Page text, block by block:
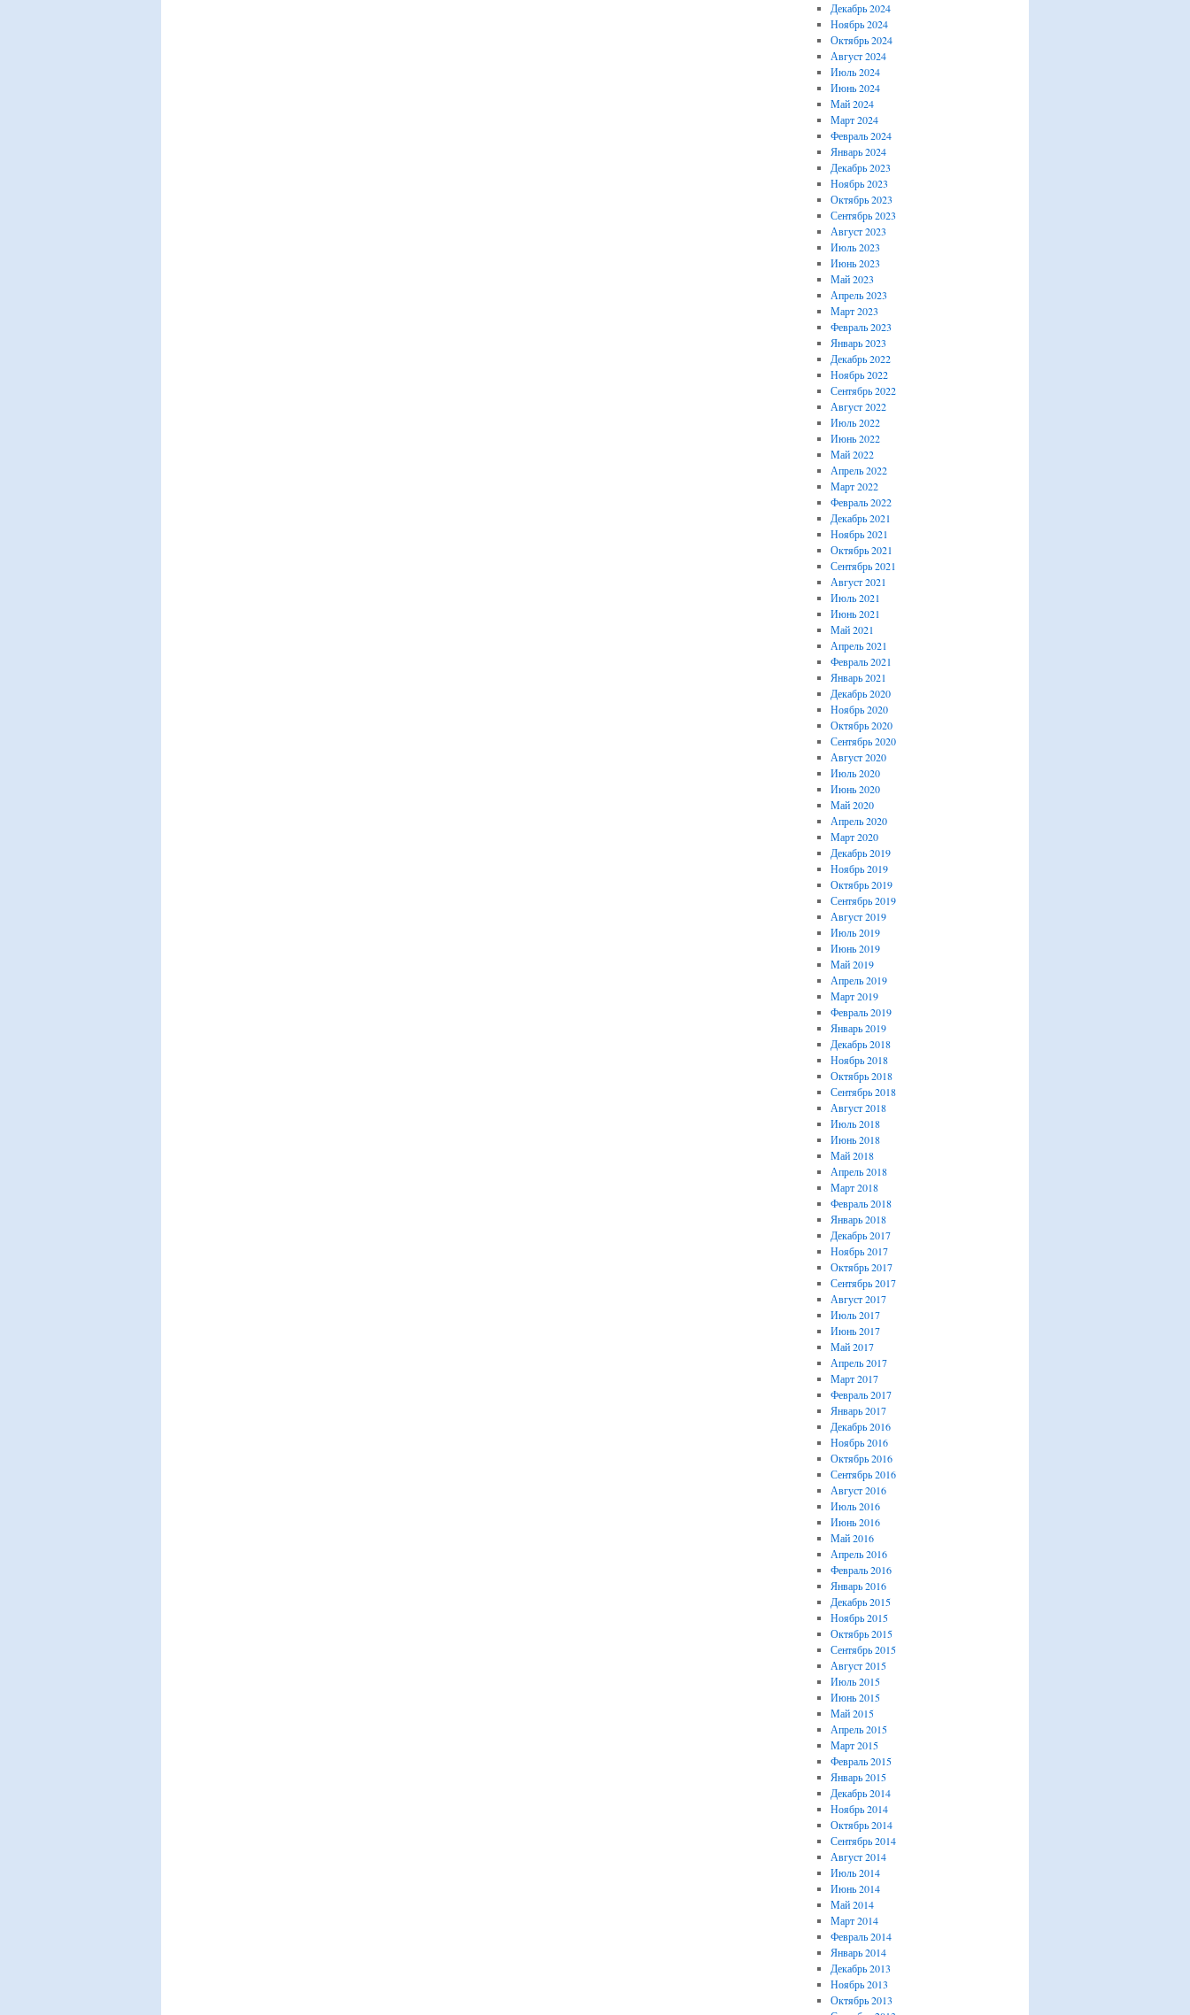
Декабрь 2024
Ноябрь 2024
Октябрь 2024
Август 2024
Июль 2024
Июнь 2024
Май 2024
Март 2024
Февраль 2024
Январь 2024
Декабрь 2023
Ноябрь 2023
Октябрь 2023
Сентябрь 2023
Август 2023
Июль 2023
Июнь 2023
Май 2023
Апрель 2023
Март 2023
Февраль 2023
Январь 2023
Декабрь 2022
Ноябрь 2022
Сентябрь 2022
Август 2022
Июль 2022
Июнь 2022
Май 2022
Апрель 2022
Март 2022
Февраль 2022
Декабрь 2021
Ноябрь 2021
Октябрь 2021
Сентябрь 2021
Август 2021
Июль 2021
Июнь 2021
Май 2021
Апрель 2021
Февраль 2021
Январь 2021
Декабрь 2020
Ноябрь 2020
Октябрь 2020
Сентябрь 2020
Август 2020
Июль 2020
Июнь 2020
Май 2020
Апрель 2020
Март 2020
Декабрь 2019
Ноябрь 2019
Октябрь 2019
Сентябрь 2019
Август 2019
Июль 2019
Июнь 2019
Май 2019
Апрель 2019
Март 2019
Февраль 2019
Январь 2019
Декабрь 2018
Ноябрь 2018
Октябрь 2018
Сентябрь 2018
Август 2018
Июль 2018
Июнь 2018
Май 2018
Апрель 2018
Март 2018
Февраль 2018
Январь 2018
Декабрь 2017
Ноябрь 2017
Октябрь 2017
Сентябрь 2017
Август 2017
Июль 2017
Июнь 2017
Май 2017
Апрель 2017
Март 2017
Февраль 2017
Январь 2017
Декабрь 2016
Ноябрь 2016
Октябрь 2016
Сентябрь 2016
Август 2016
Июль 2016
Июнь 2016
Май 2016
Апрель 2016
Февраль 2016
Январь 2016
Декабрь 2015
Ноябрь 2015
Октябрь 2015
Сентябрь 2015
Август 2015
Июль 2015
Июнь 2015
Май 2015
Апрель 2015
Март 2015
Февраль 2015
Январь 2015
Декабрь 2014
Ноябрь 2014
Октябрь 2014
Сентябрь 2014
Август 2014
Июль 2014
Июнь 2014
Май 2014
Март 2014
Февраль 2014
Январь 2014
Декабрь 2013
Ноябрь 2013
Октябрь 2013